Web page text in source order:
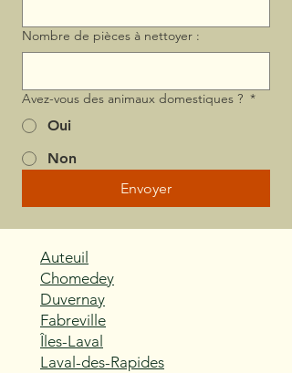
Nombre de pièces à nettoyer :
Avez-vous des animaux domestiques ? *
Oui
Non
Envoyer
Auteuil
Chomedey
Duvernay
Fabreville
Îles-Laval
Laval-des-Rapides